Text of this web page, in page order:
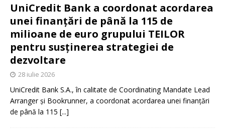
UniCredit Bank a coordonat acordarea
unei finanțări de până la 115 de
milioane de euro grupului TEILOR
pentru susținerea strategiei de
dezvoltare
28 iulie 2026
UniCredit Bank S.A., în calitate de Coordinating Mandate Lead
Arranger și Bookrunner, a coordonat acordarea unei finanțări
de până la 115 [...]